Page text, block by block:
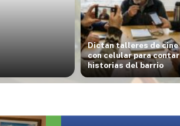
Dictan talleres de cine
con celular para contar
historias del barrio